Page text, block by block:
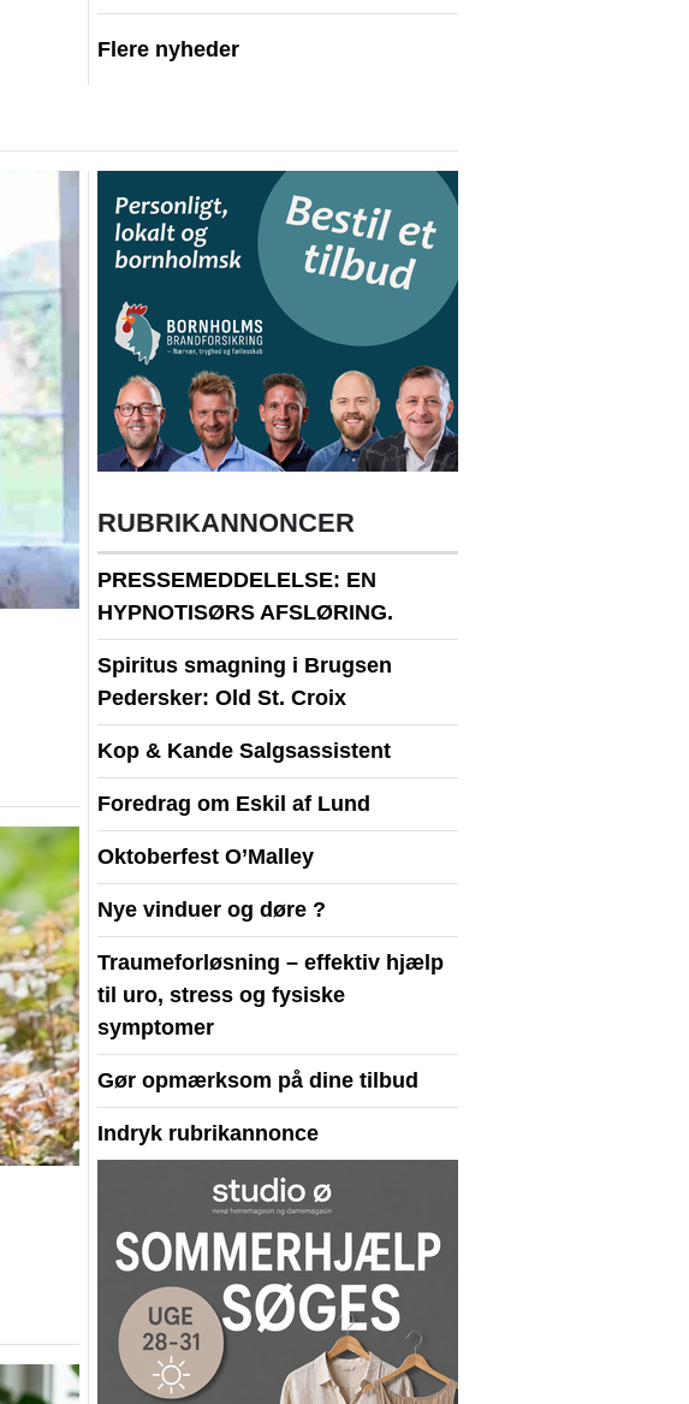
Flere nyheder
RUBRIKANNONCER
PRESSEMEDDELELSE: EN
HYPNOTISØRS AFSLØRING.
Spiritus smagning i Brugsen
Pedersker: Old St. Croix
Kop & Kande Salgsassistent
Foredrag om Eskil af Lund
Oktoberfest O’Malley
Nye vinduer og døre ?
Traumeforløsning – effektiv hjælp
til uro, stress og fysiske
symptomer
Gør opmærksom på dine tilbud
Indryk rubrikannonce